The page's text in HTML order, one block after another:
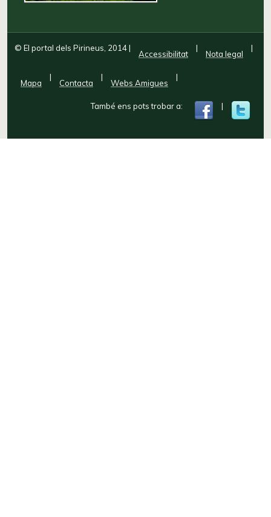
© El portal dels Pirineus, 2014|
Accessibilitat
|
Nota legal
|
Mapa
|
Contacta
|
Webs Amigues
|
També ens pots trobar a: |